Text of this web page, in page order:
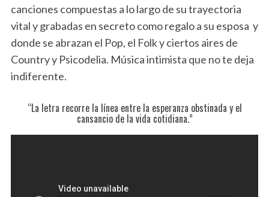
canciones compuestas a lo largo de su trayectoria
vital y grabadas en secreto como regalo a su esposa y
donde se abrazan el Pop, el Folk y ciertos aires de
Country y Psicodelia. Música intimista que no te deja
indiferente.
“La letra recorre la línea entre la esperanza obstinada y el
cansancio de la vida cotidiana.”